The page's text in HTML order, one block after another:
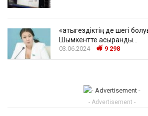
«Қатыгездіктің де шегі
Шымкентте асыранды…
03.06.2024 9 298
- Advertisement -